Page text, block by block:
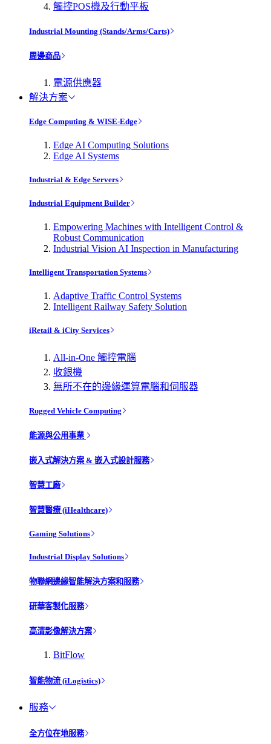
觸控POS機及行動平板
Industrial Mounting (Stands/Arms/Carts)
周邊商品
電源供應器
解決方案
Edge Computing & WISE-Edge
Edge AI Computing Solutions
Edge AI Systems
Industrial & Edge Servers
Industrial Equipment Builder
Empowering Machines with Intelligent Control &
Robust Communication
Industrial Vision AI Inspection in Manufacturing
Intelligent Transportation Systems
Adaptive Traffic Control Systems
Intelligent Railway Safety Solution
iRetail & iCity Services
All-in-One 觸控電腦
收銀機
無所不在的邊緣運算電腦和伺服器
Rugged Vehicle Computing
能源與公用事業
嵌入式解決方案 & 嵌入式設計服務
智慧工廠
智慧醫療 (iHealthcare)
Gaming Solutions
Industrial Display Solutions
物聯網邊緣智能解決方案和服務
研華客製化服務
高清影像解決方案
BitFlow
智能物流 (iLogistics)
服務
全方位在地服務